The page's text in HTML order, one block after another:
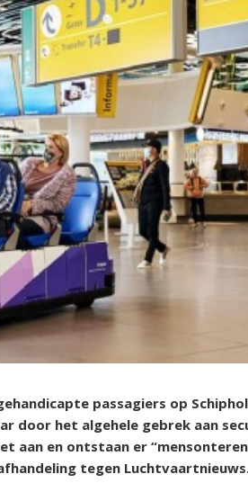
passagiers op
door het algehele gebrek aan
aan en ontstaan er
tegen